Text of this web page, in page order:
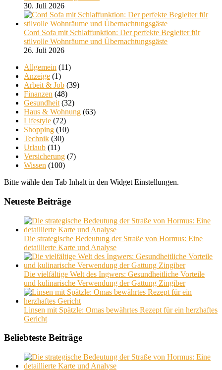
30. Juli 2026
Cord Sofa mit Schlaffunktion: Der perfekte Begleiter für
stilvolle Wohnräume und Übernachtungsgäste
26. Juli 2026
Allgemein (11)
Anzeige (1)
Arbeit & Job (39)
Finanzen (48)
Gesundheit (32)
Haus & Wohnung (63)
Lifestyle (72)
Shopping (10)
Technik (30)
Urlaub (11)
Versicherung (7)
Wissen (100)
Bitte wähle den Tab Inhalt in den Widget Einstellungen.
Neueste Beiträge
Die strategische Bedeutung der Straße von Hormus: Eine
detaillierte Karte und Analyse
Die vielfältige Welt des Ingwers: Gesundheitliche Vorteile
und kulinarische Verwendung der Gattung Zingiber
Linsen mit Spätzle: Omas bewährtes Rezept für ein herzhaftes
Gericht
Beliebteste Beiträge